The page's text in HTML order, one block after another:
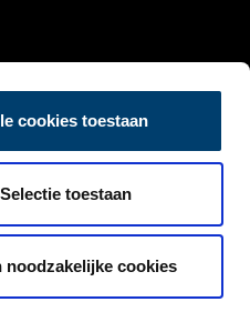
cookies toestaan
Selectie toestaan
noodzakelijke cookies